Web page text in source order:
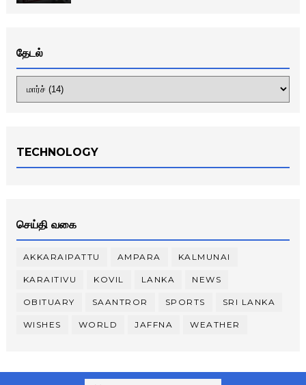
தேடல்
TECHNOLOGY
செய்தி வகை
AKKARAIPATTU AMPARA KALMUNAI
KARAITIVU KOVIL LANKA NEWS
OBITUARY SAANTROR SPORTS SRI LANKA
WISHES WORLD JAFFNA WEATHER